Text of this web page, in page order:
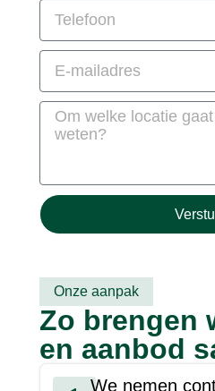
Onze aanpak
Zo brengen
en aanbod
We nemen